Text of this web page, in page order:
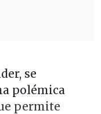
se
polémica
permite